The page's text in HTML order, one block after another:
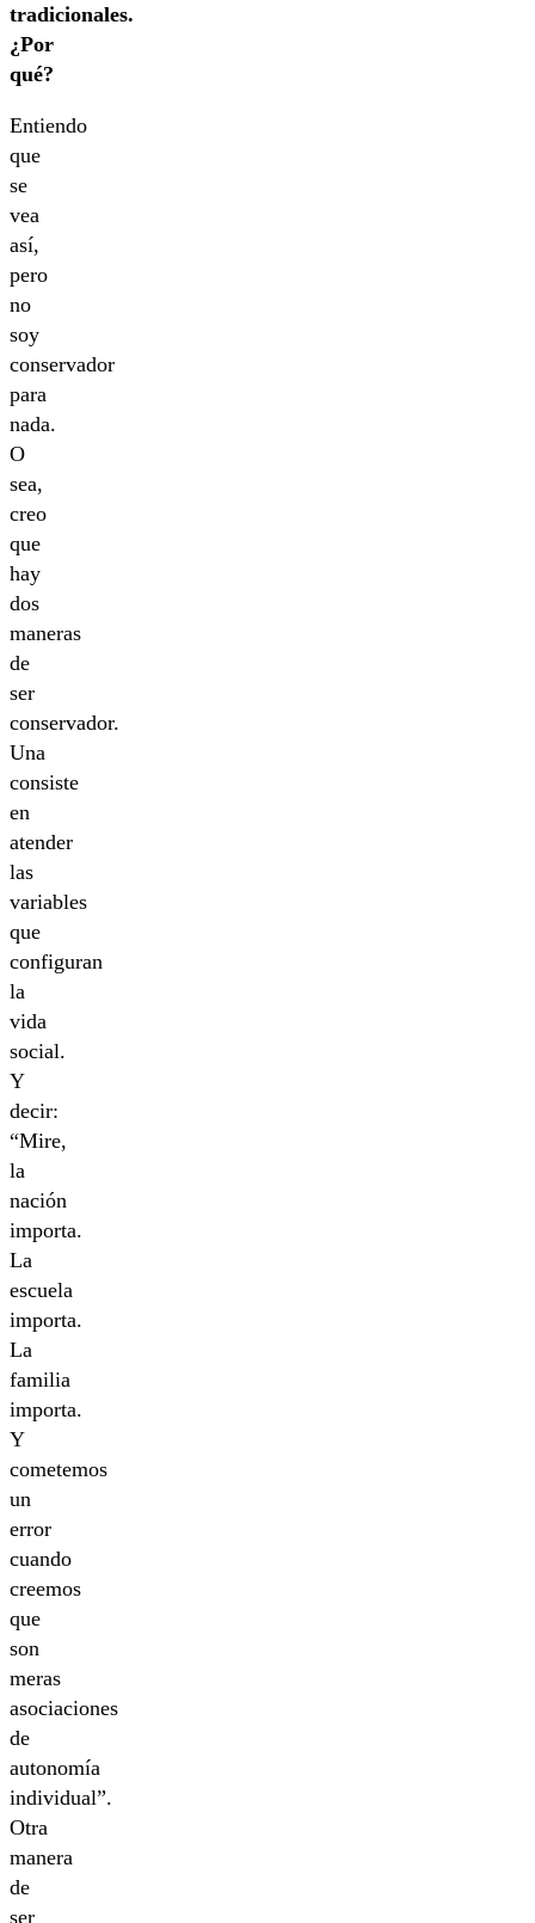
tradicionales.
¿Por
qué?
Entiendo
que
se
vea
así,
pero
no
soy
conservador
para
nada.
O
sea,
creo
que
hay
dos
maneras
de
ser
conservador.
Una
consiste
en
atender
las
variables
que
configuran
la
vida
social.
Y
decir:
“Mire,
la
nación
importa.
La
escuela
importa.
La
familia
importa.
Y
cometemos
un
error
cuando
creemos
que
son
meras
asociaciones
de
autonomía
individual”.
Otra
manera
de
ser